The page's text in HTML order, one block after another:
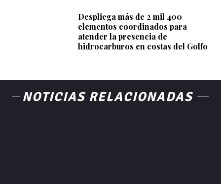
Despliega más de 2 mil 400
elementos coordinados para
atender la presencia de
hidrocarburos en costas del Golfo
NOTICIAS RELACIONADAS